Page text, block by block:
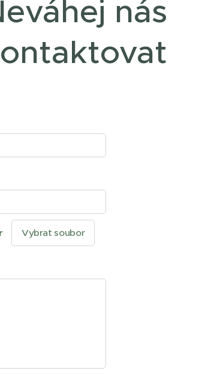
nás
Vybrat soubor